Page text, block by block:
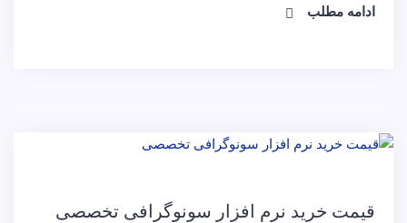
ادامه مطلب
قیمت خرید نرم افزار سونوگرافی تخصصی